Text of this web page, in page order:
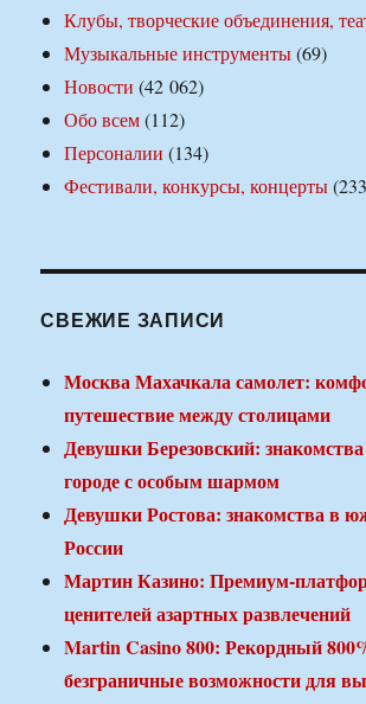
Клубы, творческие объединения,
Музыкальные инструменты(69)
Новости (42 062)
Обо всем(112)
Персоналии (134)
Фестивали, конкурсы, концерты
СВЕЖИЕ ЗАПИСИ
Москва Махачкала самолет:
путешествие между столицами
Девушки Березовский:
городе с особым шармом
Девушки Ростова: знакомства в
России
Мартин Казино: Премиум-
ценителей азартных развлечений
Martin Casino 800: Рекордный
безграничные возможности для